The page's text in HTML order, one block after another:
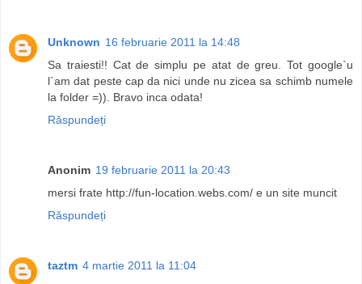
Unknown 16 februarie 2011 la 14:48
Sa traiesti!! Cat de simplu pe atat de greu. Tot google`u
l`am dat peste cap da nici unde nu zicea sa schimb numele
la folder =)). Bravo inca odata!
Răspundeți
Anonim 19 februarie 2011 la 20:43
mersi frate http://fun-location.webs.com/ e un site muncit
Răspundeți
taztm 4 martie 2011 la 11:04